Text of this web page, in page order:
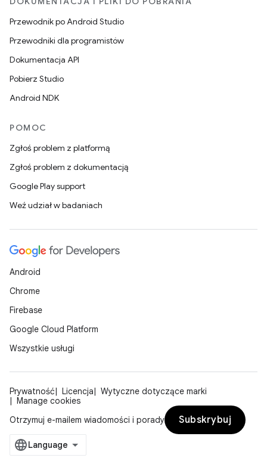
Przewodnik po Android Studio
Przewodniki dla programistów
Dokumentacja API
Pobierz Studio
Android NDK
POMOC
Zgłoś problem z platformą
Zgłoś problem z dokumentacją
Google Play support
Weź udział w badaniach
Android
Chrome
Firebase
Google Cloud Platform
Wszystkie usługi
Prywatność Licencja
Wytyczne dotyczące marki
Manage cookies
Otrzymuj e-mailem wiadomości i porady
Subskrybuj